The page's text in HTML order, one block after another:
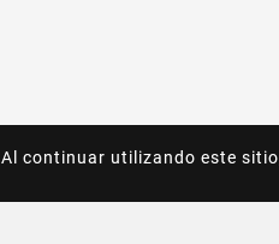
Al continuar utilizando este
Al continuar utilizando este